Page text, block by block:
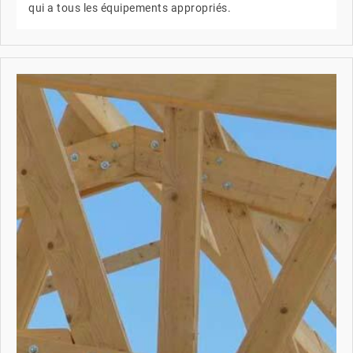
qui a tous les équipements appropriés.